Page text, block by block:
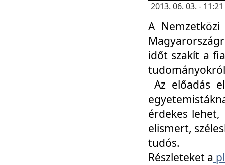
2013. 06. 03. -
A
időt szakít a
Az előadás
érdekes lehet,
elismert,
tudós.
Részleteket a